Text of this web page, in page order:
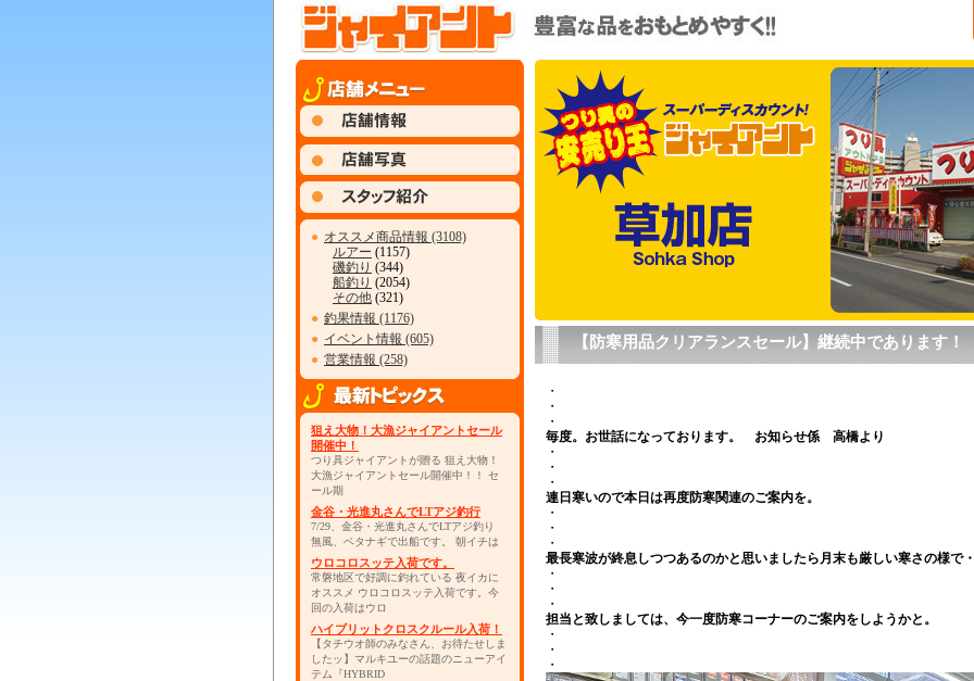
● オススメ商品情報 (3108)
ルアー (1157)
磯釣り (344)
船釣り (2054)
その他 (321)
● 釣果情報 (1176)
● イベント情報 (605)
● 営業情報 (258)
狙え大物！大漁ジャイアントセール
開催中！
つり具ジャイアントが贈る 狙え大物！
大漁ジャイアントセール開催中！！ セ
ール期
金谷・光進丸さんでLTアジ釣行
7/29、金谷・光進丸さんでLTアジ釣り
無風、ベタナギで出船です。 朝イチは
ウロコロスッテ入荷です。
常磐地区で好調に釣れている 夜イカに
オススメ ウロコロスッテ入荷です。今
回の入荷はウロ
ハイブリットクロスクルール入荷！
【タチウオ師のみなさん、お待たせしま
したッ】マルキユーの話題のニューアイ
テム『HYBRID
【防寒用品クリアランスセール】継続中であります！
・
・
・
毎度。お世話になっております。 お知らせ係 高橋より
・
・
・
連日寒いので本日は再度防寒関連のご案内を。
・
・
・
最長寒波が終息しつつあるのかと思いましたら月末も厳しい寒さの様で
・
・
・
担当と致しましては、今一度防寒コーナーのご案内をしようかと。
・
・
・